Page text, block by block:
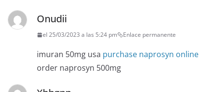
Onudii
el 25/03/2023 a las 5:24 pm Enlace permanente
imuran 50mg usa purchase naprosyn online
order naprosyn 500mg